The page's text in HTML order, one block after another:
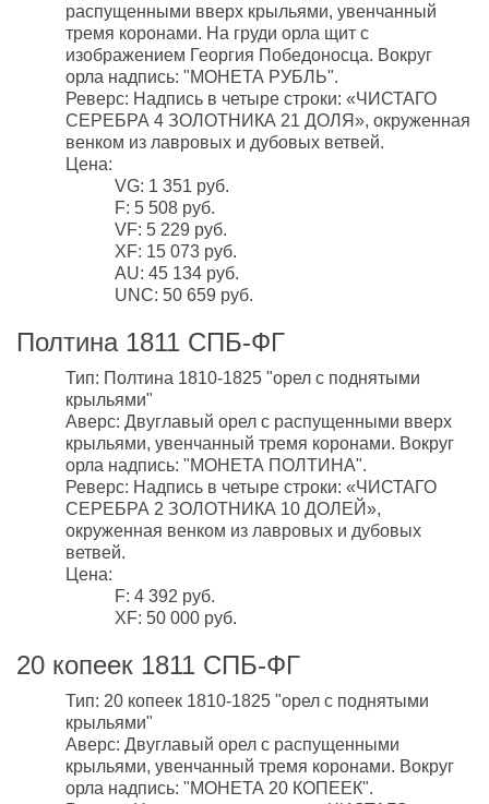
распущенными вверх крыльями, увенчанный
тремя коронами. На груди орла щит с
изображением Георгия Победоносца. Вокруг
орла надпись: "МОНЕТА РУБЛЬ".
Реверс: Надпись в четыре строки: «ЧИСТАГО
СЕРЕБРА 4 ЗОЛОТНИКА 21 ДОЛЯ», окруженная
венком из лавровых и дубовых ветвей.
Цена:
VG: 1 351 руб.
F: 5 508 руб.
VF: 5 229 руб.
XF: 15 073 руб.
AU: 45 134 руб.
UNC: 50 659 руб.
Полтина 1811 СПБ-ФГ
Тип: Полтина 1810-1825 "орел с поднятыми
крыльями"
Аверс: Двуглавый орел с распущенными вверх
крыльями, увенчанный тремя коронами. Вокруг
орла надпись: "МОНЕТА ПОЛТИНА".
Реверс: Надпись в четыре строки: «ЧИСТАГО
СЕРЕБРА 2 ЗОЛОТНИКА 10 ДОЛЕЙ»,
окруженная венком из лавровых и дубовых
ветвей.
Цена:
F: 4 392 руб.
XF: 50 000 руб.
20 копеек 1811 СПБ-ФГ
Тип: 20 копеек 1810-1825 "орел с поднятыми
крыльями"
Аверс: Двуглавый орел с распущенными
крыльями, увенчанный тремя коронами. Вокруг
орла надпись: "МОНЕТА 20 КОПЕЕК".